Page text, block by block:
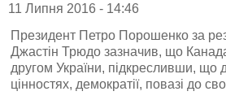
11 Липня 2016 - 14:46
Президент Петро Порошенко за
Джастін Трюдо зазначив, що
другом України, підкресливши, що
цінностях, демократії, повазі до